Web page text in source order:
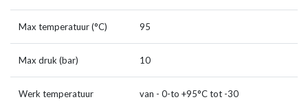
Max temperatuur (°C) 95
Max druk (bar) 10
Werk temperatuur
van - 0-to +95°C tot -30